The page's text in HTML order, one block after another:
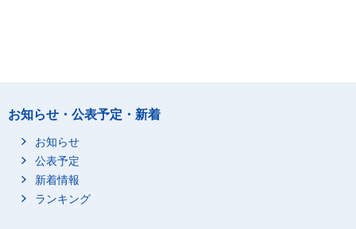
お知らせ・公表予定・新着
お知らせ
公表予定
新着情報
ランキング